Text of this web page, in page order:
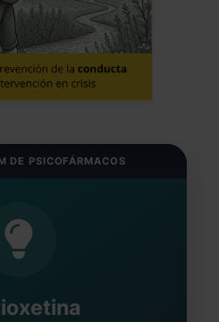
DE PSICOFÁRMACOS